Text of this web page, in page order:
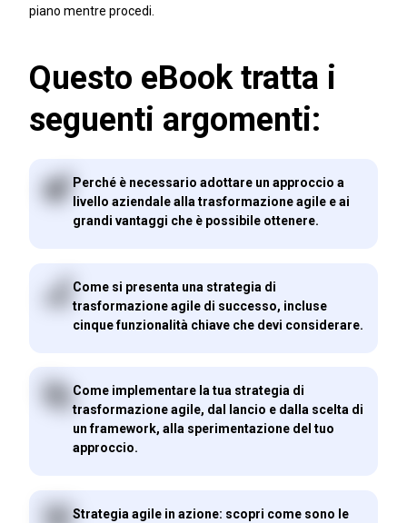
piano mentre procedi.
Questo eBook tratta i
seguenti argomenti:
Perché è necessario adottare un approccio a
livello aziendale alla trasformazione agile e ai
grandi vantaggi che è possibile ottenere.
Come si presenta una strategia di
trasformazione agile di successo, incluse
cinque funzionalità chiave che devi considerare.
Come implementare la tua strategia di
trasformazione agile, dal lancio e dalla scelta di
un framework, alla sperimentazione del tuo
approccio.
Strategia agile in azione: scopri come sono le